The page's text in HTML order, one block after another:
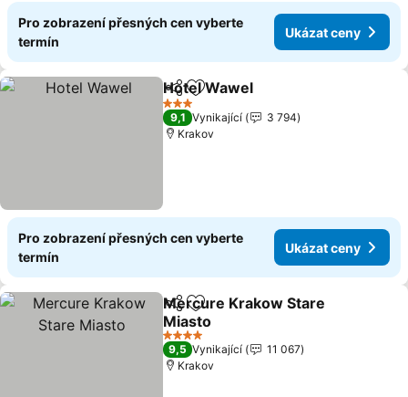
Pro zobrazení přesných cen vyberte
termín
Ukázat ceny
SdíletPřidat na seznam oblíbených
Hotel Wawel
3 Počet hvězdiček
9,1 Vynikající
3 794
Krakov
Pro zobrazení přesných cen vyberte
termín
Ukázat ceny
SdíletPřidat na seznam oblíbených
Mercure Krakow Stare
Miasto
4 Počet hvězdiček
9,5 Vynikající
11 067
Krakov